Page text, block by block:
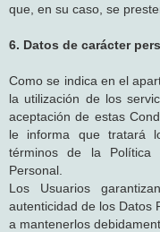
que, en su caso, se
6. Datos de carácter
Como se indica en el
la utilización de los
aceptación de estas
le informa que tratará
términos de la Política
Personal.
Los Usuarios
autenticidad de los Datos
a mantenerlos